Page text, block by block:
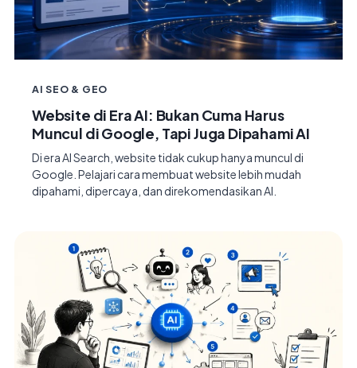
AI SEO & GEO
Website di Era AI: Bukan Cuma Harus
Muncul di Google, Tapi Juga Dipahami AI
Di era AI Search, website tidak cukup hanya muncul di
Google. Pelajari cara membuat website lebih mudah
dipahami, dipercaya, dan direkomendasikan AI.